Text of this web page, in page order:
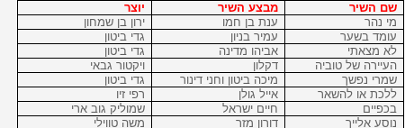
שם השיר מבצע השיר
יוצר
מי נהר
ענת בן חמו ירון בן שמחון
עומד בשער
עמיר בניון
גדי ביטון
לא מצאתי
אביהו מדינה
גדי ביטון
העיירה של טוביה
דקלון
ויקטור גבאי
שמרי נפשך
מיכה ביטון וחני דינור
גדי ביטון
ללכת או להשאר
אייל גולן
רפי זיו
בכפיים
חיים ישראל
שמוליק גוב ארי
נוסע אלייך
דורון מזר
משה טווילי